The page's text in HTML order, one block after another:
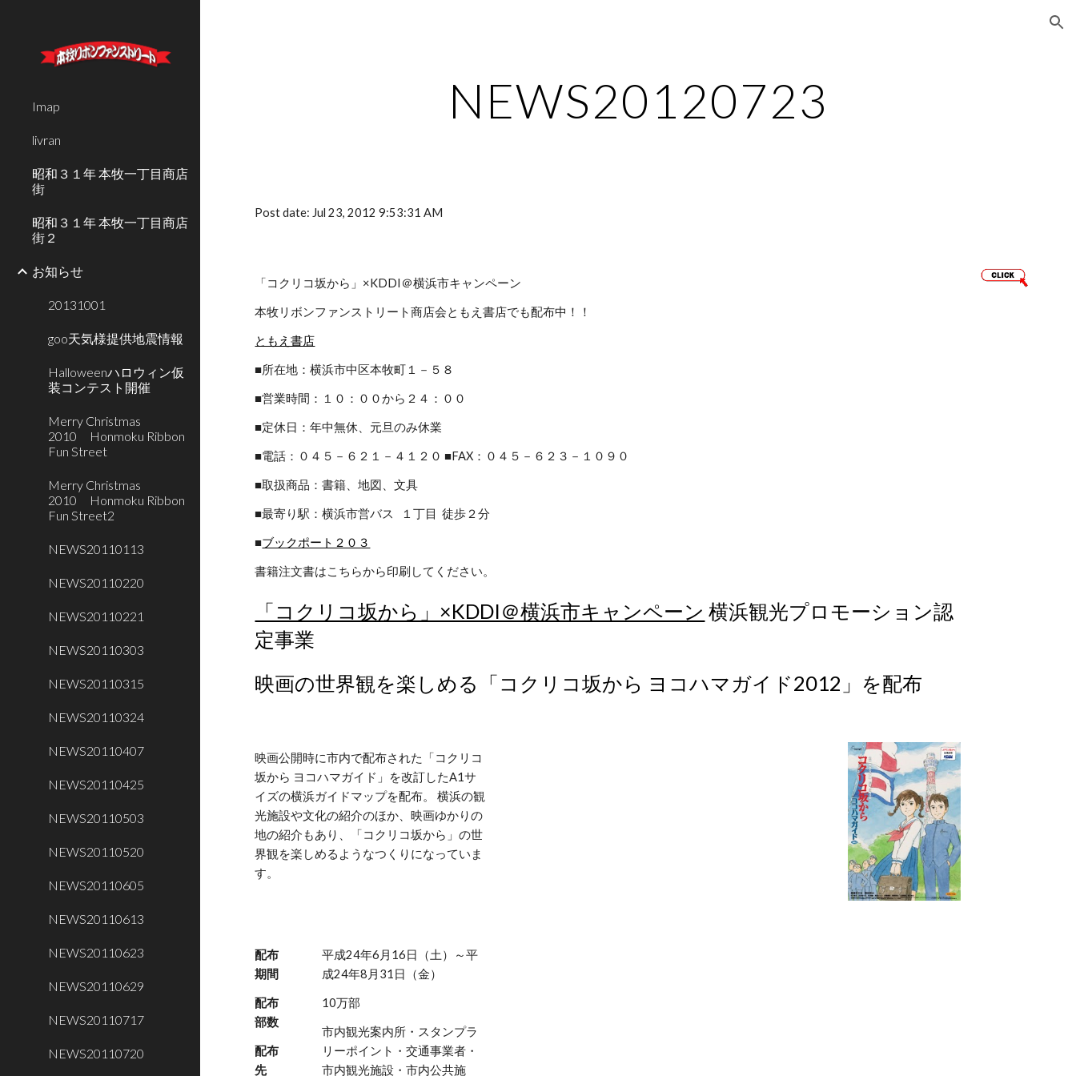
Imap
livran
昭和３１年 本牧一丁目商店
街
昭和３１年 本牧一丁目商店
街２
お知らせ
20131001
goo天気様提供地震情報
Halloweenハロウィン仮
装コンテスト開催
Merry Christmas
2010 Honmoku Ribbon
Fun Street
Merry Christmas
2010 Honmoku Ribbon
Fun Street2
NEWS20110113
NEWS20110220
NEWS20110221
NEWS20110303
NEWS20110315
NEWS20110324
NEWS20110407
NEWS20110425
NEWS20110503
NEWS20110520
NEWS20110605
NEWS20110613
NEWS20110623
NEWS20110629
NEWS20110717
NEWS20110720
NEWS20120723
Post date: Jul 23, 2012 9:53:31 AM
「コクリコ坂から」×KDDI＠横浜市キャンペーン
本牧リボンファンストリート商店会ともえ書店でも配布中！！
ともえ書店
■所在地：横浜市中区本牧町１－５８
■営業時間：１０：００から２４：００
■定休日：年中無休、元旦のみ休業
■電話：０４５－６２１－４１２０ ■FAX：０４５－６２３－１０９０
■取扱商品：書籍、地図、文具
■最寄り駅：横浜市営バス １丁目 徒歩２分
■ブックポート２０３
書籍注文書はこちらから印刷してください。
「コクリコ坂から」×KDDI＠横浜市キャンペーン 横浜観光プロモーション認
定事業
映画の世界観を楽しめる「コクリコ坂から ヨコハマガイド2012」を配布
映画公開時に市内で配布された「コクリコ
坂から ヨコハマガイド」を改訂したA1サ
イズの横浜ガイドマップを配布。 横浜の観
光施設や文化の紹介のほか、映画ゆかりの
地の紹介もあり、「コクリコ坂から」の世
界観を楽しめるようなつくりになっていま
す。
配布
期間
配布
部数
配布
先
平成24年6月16日（土）～平
成24年8月31日（金）
10万部
市内観光案内所・スタンプラ
リーポイント・交通事業者・
市内観光施設・市内公共施